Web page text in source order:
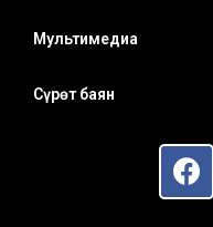
Мультимедиа
Сүрөт баян